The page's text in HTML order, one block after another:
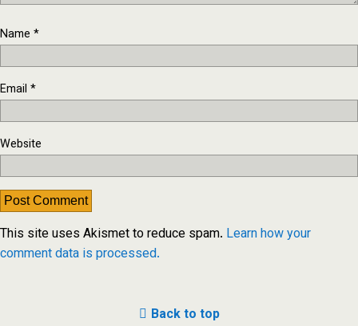
Name *
Email *
Website
This site uses Akismet to reduce spam. Learn how your
comment data is processed.
Back to top